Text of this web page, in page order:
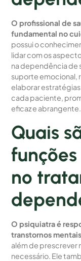
O profissional de
fundamental no
possui o
lidar com os
na dependência de
suporte emocional,
elaborar
cada paciente,
eficaz e abrangente.
Quais
no
O psiquiatra é
transtornos
além de
necessário. Ele